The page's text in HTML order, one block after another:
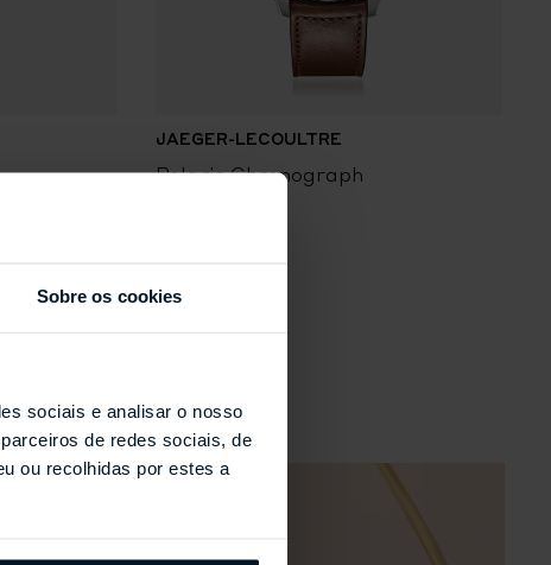
Sobre os cookies
sociais e analisar o nosso
de redes sociais, de
ou recolhidas por estes a
JAEGER-LECOULTRE
Polaris Chronograph